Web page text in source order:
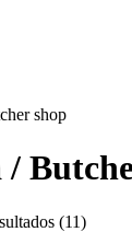
shop
(11)